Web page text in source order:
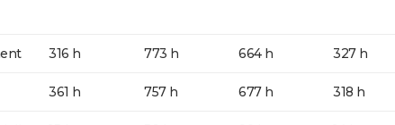
316 h 773 h 664 h 327 h
361 h 757 h 677 h 318 h